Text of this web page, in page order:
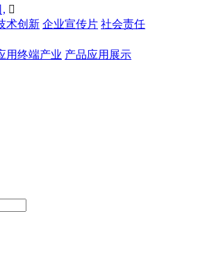
, 
术创新 企业宣传片 社会责任
用终端产业 产品应用展示